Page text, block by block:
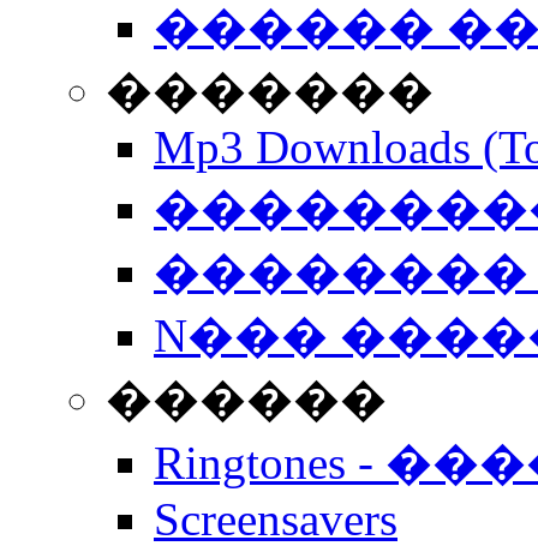
������
�������
Mp3 Downloads
��������
N���
������
Ringtones -
Screensavers